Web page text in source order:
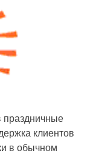
клиентов
в обычном